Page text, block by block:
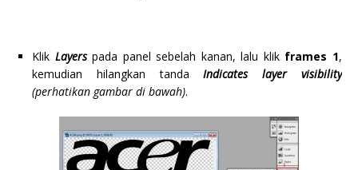
Klik Layerspada panel sebelah kanan, lalu klik frames 1,
kemudian hilangkan tandaIndicates layer visibility
(perhatikan gambar di bawah).